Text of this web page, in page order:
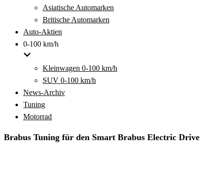
Asiatische Automarken
Britische Automarken
Auto-Aktien
0-100 km/h
Kleinwagen 0-100 km/h
SUV 0-100 km/h
News-Archiv
Tuning
Motorrad
Brabus Tuning für den Smart Brabus Electric Drive